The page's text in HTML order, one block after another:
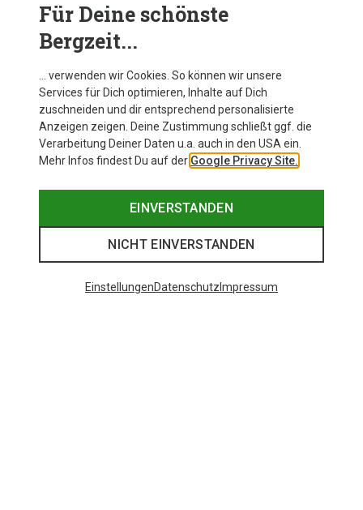
Damen SHKout Core T-Shirt
M L
Für Deine schönste
Bergzeit...
… verwenden wir Cookies. So können wir unsere
Services für Dich optimieren, Inhalte auf Dich
zuschneiden und dir entsprechend personalisierte
Anzeigen zeigen. Deine Zustimmung schließt ggf. die
Verarbeitung Deiner Daten u.a. auch in den USA ein.
Mehr Infos findest Du auf der Google Privacy Site.
EINVERSTANDEN
NICHT EINVERSTANDEN
EinstellungenDatenschutz Impressum